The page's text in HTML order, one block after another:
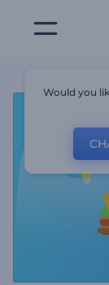
Would you